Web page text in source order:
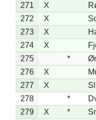
271
X
272
X
273
X
274
X
275
*
276
X
277
X
278
*
279
X *